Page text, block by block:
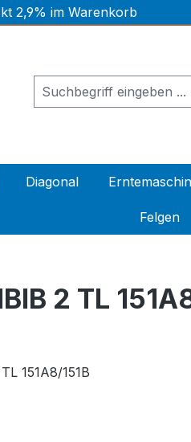
2,9% im Warenkorb
Diagonal
Felgen
2 TL